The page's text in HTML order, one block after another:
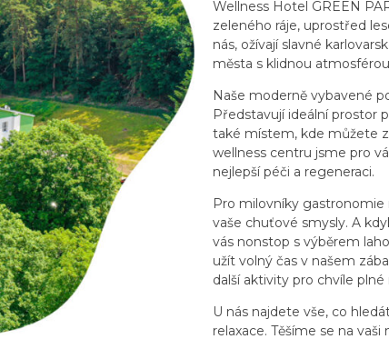
Wellness Hotel GREEN
zeleného ráje, uprostřed
nás, ožívají slavné
města s klidnou
Naše moderně vybavené
Představují ideální prostor
také místem, kde můžete
wellness centru jsme pro
nejlepší péči a regeneraci.
Pro milovníky
vaše chuťové smysly. A
vás nonstop s výběrem
užít volný čas v našem
další aktivity pro chvíle plné
U nás najdete vše, co
relaxace. Těšíme se na vaši